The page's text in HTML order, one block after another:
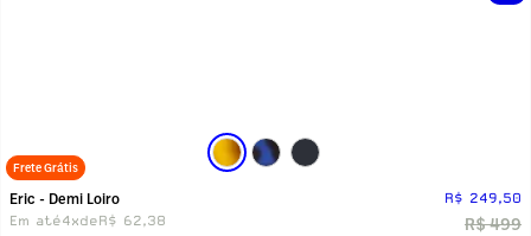
Frete Grátis
Eric - Demi Loiro
R$ 249,50
Em até4xdeR$ 62,38 R$ 499